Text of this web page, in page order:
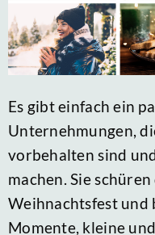
Es gibt einfach ein
Unternehmungen,
vorbehalten sind
machen. Sie
Weihnachtsfest und
Momente, kleine